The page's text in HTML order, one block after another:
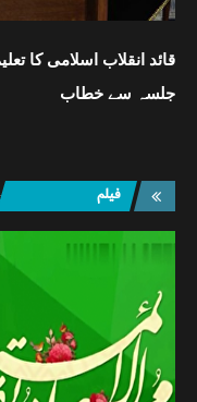
قائد انقلاب اسلامی کا
جلسہ سے خطاب
فیلم